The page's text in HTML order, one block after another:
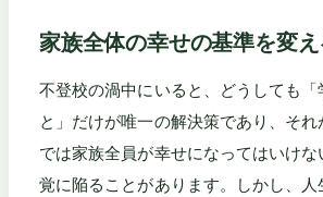
家族全体の幸せの基準を変え
不登校の渦中にいると、どうしても「
と」だけが唯一の解決策であり、それ
では家族全員が幸せになってはいけ
覚に陥ることがあります。しかし、